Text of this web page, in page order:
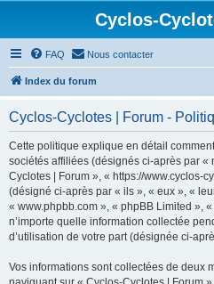
Cyclos-
FAQ Nous contacter
Index du forum
Cyclos-Cyclotes | Forum -
Cette politique explique en détail
sociétés affiliées (désignés ci-après par «
Cyclotes | Forum », « https://www.cyclos-
(désigné ci-après par « ils », « eux », «
« www.phpbb.com », « phpBB Limited »,
n’importe quelle information collectée
d’utilisation de votre part (désignée ci-
Vos informations sont collectées de deux